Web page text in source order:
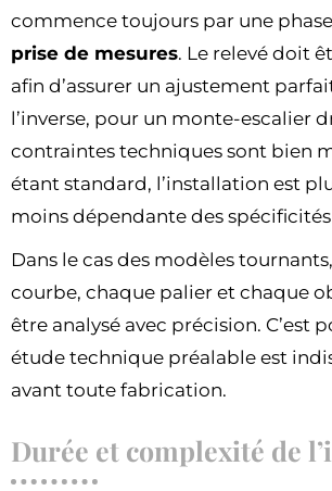
commence toujours par une
prise de mesures. Le relevé doit
afin d’assurer un ajustement
l’inverse, pour un monte-escalier
contraintes techniques sont bien
étant standard, l’installation est
moins dépendante des
Dans le cas des modèles
courbe, chaque palier et chaque
être analysé avec précision. C’est
étude technique préalable est
avant toute fabrication.
Durée et complexité de